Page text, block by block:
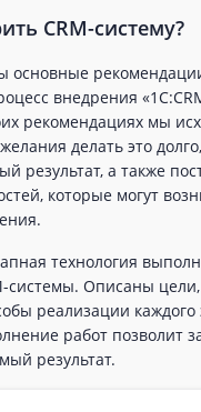
CRM-систему?
основные
внедрения
рекомендациях мы
делать это
результат, а также
которые могут
технология
системы. Описаны цели,
реализации каждого
работ позволит
результат.